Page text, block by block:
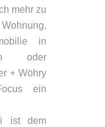
mehr zu
in
oder
+ Wöhry
ein
ist dem